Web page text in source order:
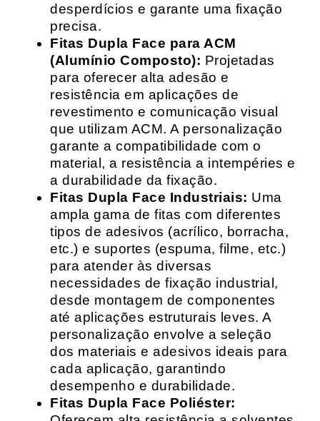
desperdícios e garante uma fixação
precisa.
Fitas Dupla Face para ACM
(Alumínio Composto): Projetadas
para oferecer alta adesão e
resistência em aplicações de
revestimento e comunicação visual
que utilizam ACM. A personalização
garante a compatibilidade com o
material, a resistência a intempéries e
a durabilidade da fixação.
Fitas Dupla Face Industriais: Uma
ampla gama de fitas com diferentes
tipos de adesivos (acrílico, borracha,
etc.) e suportes (espuma, filme, etc.)
para atender às diversas
necessidades de fixação industrial,
desde montagem de componentes
até aplicações estruturais leves. A
personalização envolve a seleção
dos materiais e adesivos ideais para
cada aplicação, garantindo
desempenho e durabilidade.
Fitas Dupla Face Poliéster: